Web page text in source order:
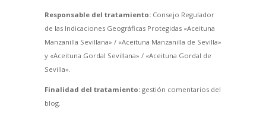
Responsable del tratamiento:Consejo Regulador
de las Indicaciones Geográficas Protegidas «Aceituna
Manzanilla Sevillana» / «Aceituna Manzanilla de Sevilla»
y «Aceituna Gordal Sevillana» / «Aceituna Gordal de
Sevilla».
Finalidad del tratamiento:gestión comentarios del
blog.